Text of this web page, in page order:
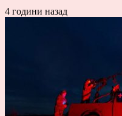
4 години назад